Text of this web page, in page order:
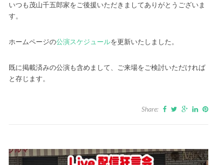
いつも茂山千五郎家をご後援いただきましてありがとうございま
す。
ホームページの公演スケジュールを更新いたしました。
既に掲載済みの公演も含めまして、ご来場をご検討いただければ
と存じます。
Share: